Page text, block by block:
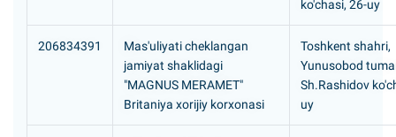
ko'chasi, 26-uy
206834391
Mas'uliyati cheklangan
jamiyat shaklidagi
"MAGNUS MERAMET"
Britaniya xorijiy korxonasi
Toshkent shahri,
Yunusobod
Sh.Rashidov
uy